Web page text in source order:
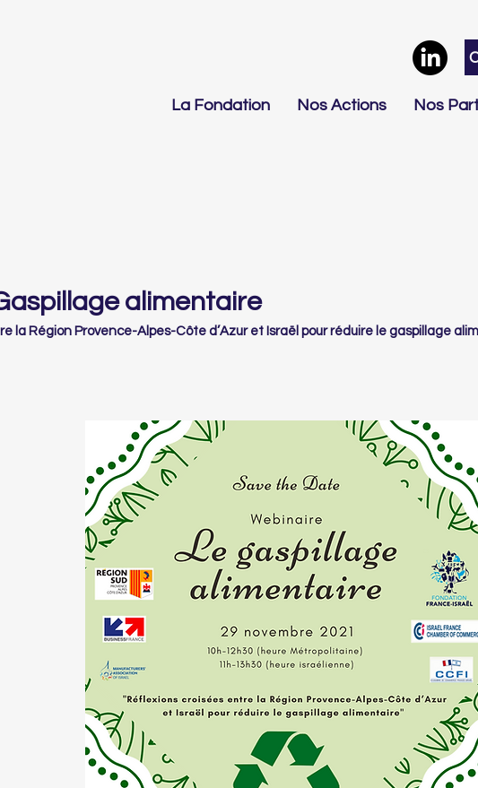
La Fondation Nos Actions Nos
alimentaire
la Région Provence-Alpes-Côte d’Azur et Israël pour réduire le gaspillage